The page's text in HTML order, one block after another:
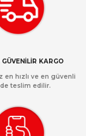
GÜVENİLİR KARGO
en hızlı ve en güvenli
teslim edilir.